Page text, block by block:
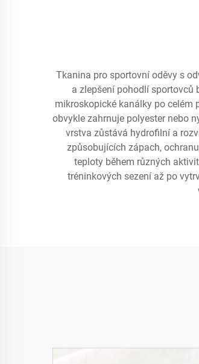
Tkanina pro sportovní oděvy s
a zlepšení pohodlí sportovců
mikroskopické kanálky po celém
obvykle zahrnuje polyester nebo
vrstva zůstává hydrofilní a
způsobujících zápach,
teploty během různých
tréninkových sezení až po